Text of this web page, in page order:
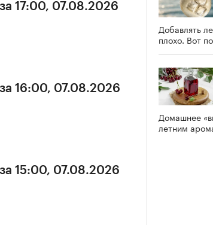
17:00, 07.08.2026
16:00, 07.08.2026
15:00, 07.08.2026
Добавлять
плохо. Вот
Домашнее
летним